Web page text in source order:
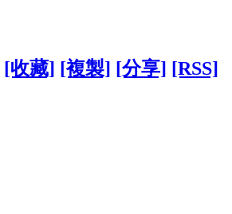
[收藏] [複製] [分享] [RSS]